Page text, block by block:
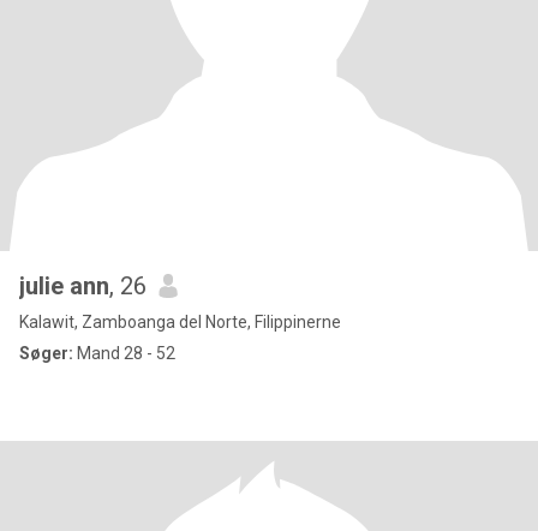
julie ann, 26
Kalawit, Zamboanga del Norte, Filippinerne
Søger: Mand 28 - 52